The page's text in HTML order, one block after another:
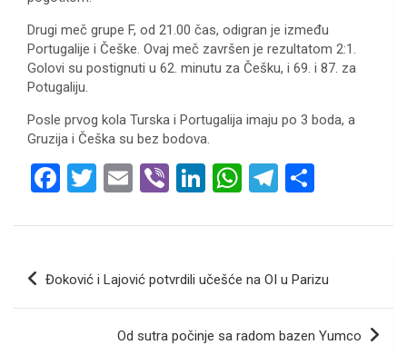
Drugi meč grupe F, od 21.00 čas, odigran je između
Portugalije i Češke. Ovaj meč završen je rezultatom 2:1.
Golovi su postignuti u 62. minutu za Češku, i 69. i 87. za
Potugaliju.
Posle prvog kola Turska i Portugalija imaju po 3 boda, a
Gruzija i Češka su bez bodova.
F
ce
b
o
T
tt
er
E
ail
Vi
er
Li
ke
dI
n
W
at
A
p
T
e
gr
a
m
ar
Кретање
Đoković i Lajović potvrdili učešće na OI u Parizu
Od sutra počinje sa radom bazen Yumco